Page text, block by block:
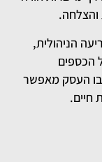
והצלחה.
הניהולית,
הכספים
העסק מאפשר
חיים.